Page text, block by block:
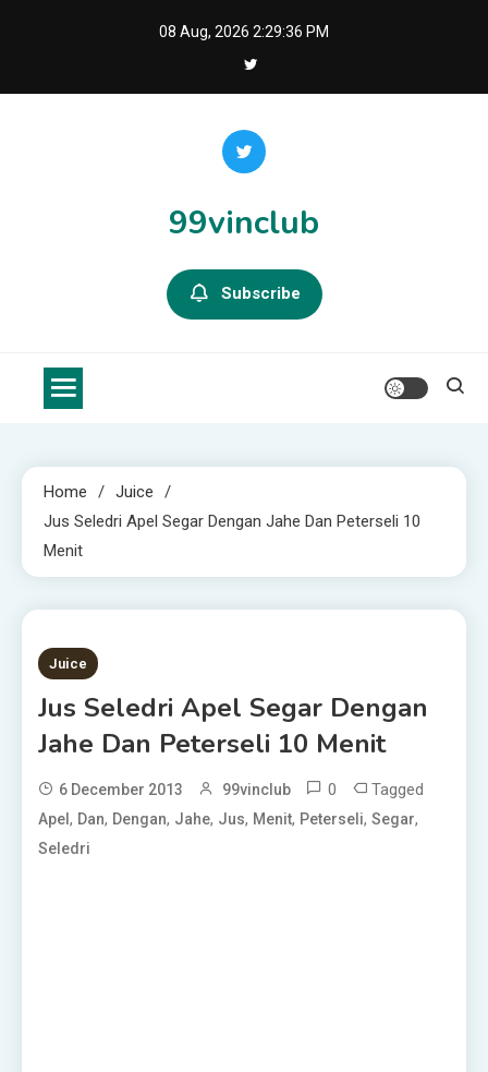
08 Aug, 2026 2:29:37 PM
99vinclub
Subscribe
Home
Juice
Jus Seledri Apel Segar Dengan Jahe Dan Peterseli 10
Menit
1 MIN READ
Juice
Jus Seledri Apel Segar Dengan
Jahe Dan Peterseli 10 Menit
6 December 2013 99vinclub 0 Tagged
Apel , Dan, Dengan, Jahe, Jus, Menit, Peterseli, Segar,
Seledri